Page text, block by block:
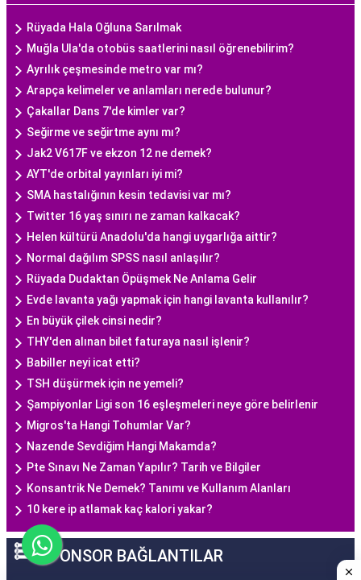
Rüyada Hala Oğluna Sarılmak
Muğla Ula'da otobüs saatlerini nasıl öğrenebilirim?
Ayrılık çeşmesinde metro var mı?
Arapça kelimeler ve anlamları nerede bulunur?
Çakallar Dans 7'de kimler var?
Seğirme ve seğirtme aynı mı?
Jak2 V617F ve ekzon 12 ne demek?
AYT'de orbital yayınları iyi mi?
SMA hastalığının kesin tedavisi var mı?
Twitter 16 yaş sınırı ne zaman kalkacak?
Helen kültürü Anadolu'da hangi uygarlığa aittir?
Normal dağılım SPSS nasıl anlaşılır?
Rüyada Dudaktan Öpüşmek Ne Anlama Gelir
Evde lavanta yağı yapmak için hangi lavanta kullanılır?
En büyük çilek cinsi nedir?
THY'den alınan bilet faturaya nasıl işlenir?
Babiller neyi icat etti?
TSH düşürmek için ne yemeli?
Şampiyonlar Ligi son 16 eşleşmeleri neye göre belirlenir
Migros'ta Hangi Tohumlar Var?
Nazende Sevdiğim Hangi Makamda?
Pte Sınavı Ne Zaman Yapılır? Tarih ve Bilgiler
Konsantrik Ne Demek? Tanımı ve Kullanım Alanları
10 kere ip atlamak kaç kalori yakar?
SPONSOR BAĞLANTILAR